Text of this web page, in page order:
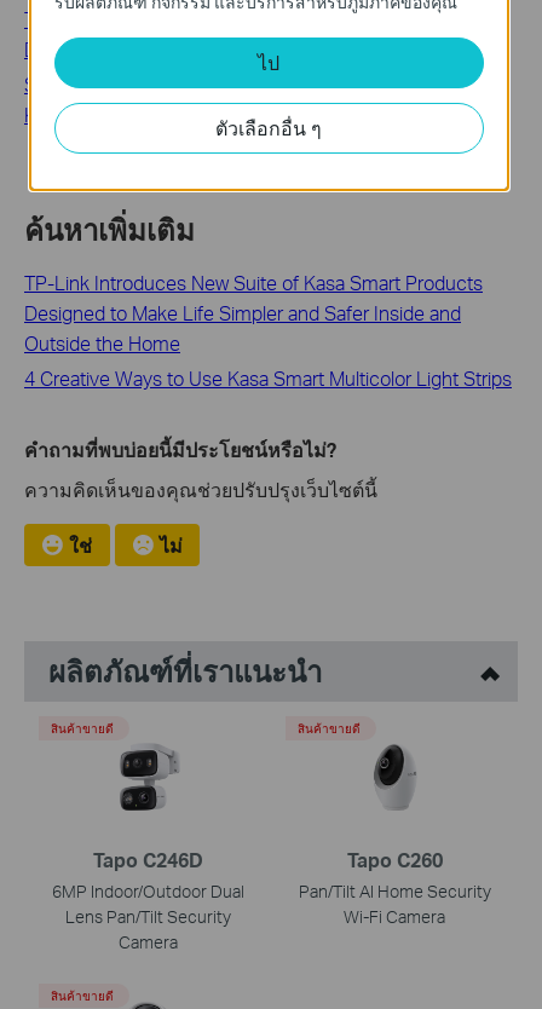
Troubleshooting Guide: Tapo Camera, Doorbell, or Smart
Device Going Offline
Schedule, Timer or Away Mode Not Working on Tapo and
Kasa Smart Devices
ค้นหาเพิ่มเติม
TP-Link Introduces New Suite of Kasa Smart Products
Designed to Make Life Simpler and Safer Inside and
Outside the Home
4 Creative Ways to Use Kasa Smart Multicolor Light Strips
คำถามที่พบบ่อยนี้มีประโยชน์หรือไม่?
ความคิดเห็นของคุณช่วยปรับปรุงเว็บไซต์นี้
ใช่ ไม่
ผลิตภัณฑ์ที่เราแนะนำ
Tapo C246D
6MP Indoor/Outdoor Dual
Lens Pan/Tilt Security
Camera
สินค้าขายดี
Tapo C260
Pan/Tilt AI Home Security
Wi-Fi Camera
สินค้าขายดี
สินค้าขายดี
ไป
ตัวเลือกอื่น ๆ